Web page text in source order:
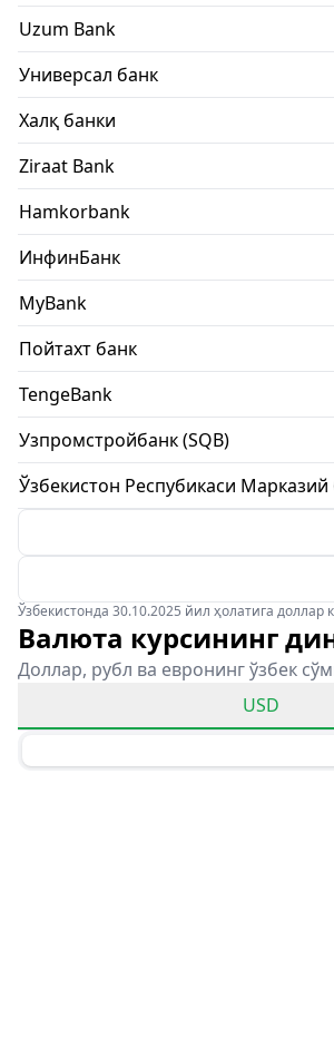
Uzum Bank
Универсал банк
Халқ банки
Ziraat Bank
Hamkorbank
ИнфинБанк
MyBank
Пойтахт банк
TengeBank
Узпромстройбанк (SQB)
Ўзбекистон Респубикаси Марказий
Ўзбекистонда 30.10.2025 йил ҳолатига
Валюта курсининг
Доллар, рубл ва евронинг ўзбек
USD